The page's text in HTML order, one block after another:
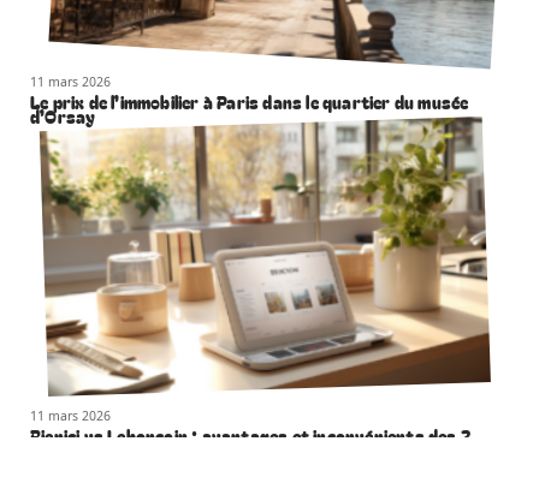
11 mars 2026
Le prix de l’immobilier à Paris dans le quartier du musée
d’Orsay
11 mars 2026
Bienici vs Leboncoin : avantages et inconvénients des 2